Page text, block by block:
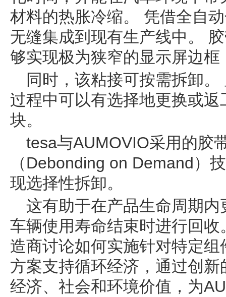
材料的热胀冷缩。 凭借全自
无缝集成到现有生产线中。
够实现极为狭窄的显示屏边
同时，该粘接可按需拆卸
过程中可以有选择地更换或
块。
tesa与AUMOVIO采用的胶
（Debonding on Demand）
现选择性拆卸。
这有助于在产品生命周期
车辆使用寿命结束时进行回
造商讨论如何实施针对特定
方案支持循环经济，通过创
经济、社会和环境价值，为